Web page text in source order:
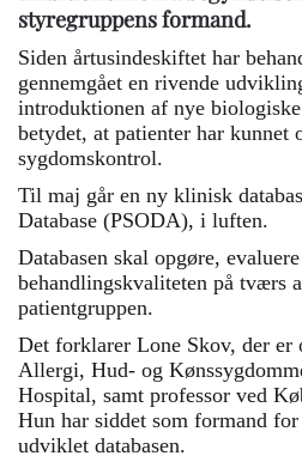
styregruppens formand.
Siden årtusindeskiftet har
gennemgået en rivende
introduktionen af nye
betydet, at patienter har kunnet
sygdomskontrol.
Til maj går en ny klinisk
Database (PSODA), i luften.
Databasen skal opgøre,
behandlingskvaliteten på tværs
patientgruppen.
Det forklarer Lone Skov, der
Allergi, Hud- og
Hospital, samt professor ved
Hun har siddet som formand
udviklet databasen.